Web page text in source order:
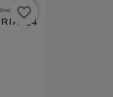
favorite_border